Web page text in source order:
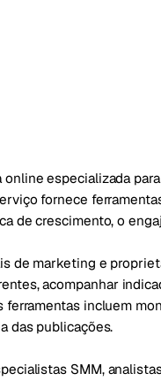
online especializada
fornece
de crescimento, o
de marketing e
acompanhar
incluem
das publicações.
SMM,